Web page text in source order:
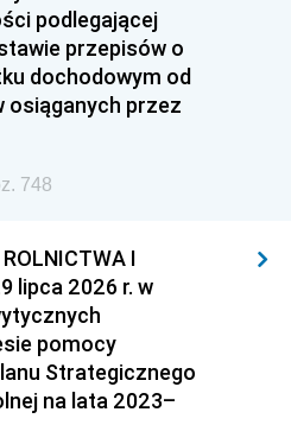
podlegającej
przepisów o
dochodowym od
osiąganych przez
748
I
lipca 2026 r. w
pomocy
Strategicznego
na lata 2023–